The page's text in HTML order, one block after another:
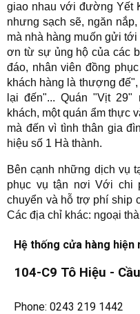
giao nhau với đường Yết
nhưng sạch sẽ, ngăn
mà nhà hàng muốn gửi
ơn từ sự ủng hộ của các
đáo, nhân viên đồng
khách hàng là thượng
lại đến"... Quán "Vịt
khách, một quán ẩm thực
mà đến vì tình thân gia
hiệu số 1 Hà thành.
Bên cạnh những dịch vụ
phục vụ tận nơi Với chi
chuyển và hỗ trợ phí ship
Các địa chỉ khác: ngoại
Hệ thống cửa hàng hiện
104-C9 Tô Hiệu -
Phone: 0243 219 1442